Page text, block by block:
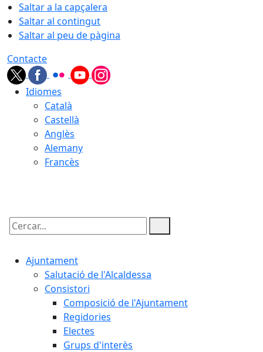
Saltar a la capçalera
Saltar al contingut
Saltar al peu de pàgina
Contacte
Idiomes
Català
Castellà
Anglès
Alemany
Francès
Cercar:
Ajuntament
Salutació de l'Alcaldessa
Consistori
Composició de l'Ajuntament
Regidories
Electes
Grups d'interès